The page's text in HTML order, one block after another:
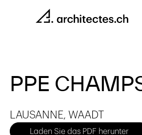
PPE
LAUSANNE, WAADT
Laden Sie das PDF herunter